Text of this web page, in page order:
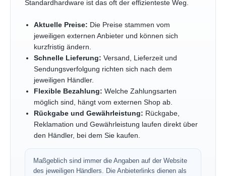
Standardhardware ist das oft der effizienteste Weg.
Aktuelle Preise: Die Preise stammen vom
jeweiligen externen Anbieter und können sich
kurzfristig ändern.
Schnelle Lieferung: Versand, Lieferzeit und
Sendungsverfolgung richten sich nach dem
jeweiligen Händler.
Flexible Bezahlung: Welche Zahlungsarten
möglich sind, hängt vom externen Shop ab.
Rückgabe und Gewährleistung: Rückgabe,
Reklamation und Gewährleistung laufen direkt über
den Händler, bei dem Sie kaufen.
Maßgeblich sind immer die Angaben auf der Website
des jeweiligen Händlers. Die Anbieterlinks dienen als